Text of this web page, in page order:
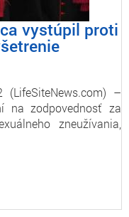
vystúpil proti
(LifeSiteNews.com) –
na zodpovednosť za
zneužívania,